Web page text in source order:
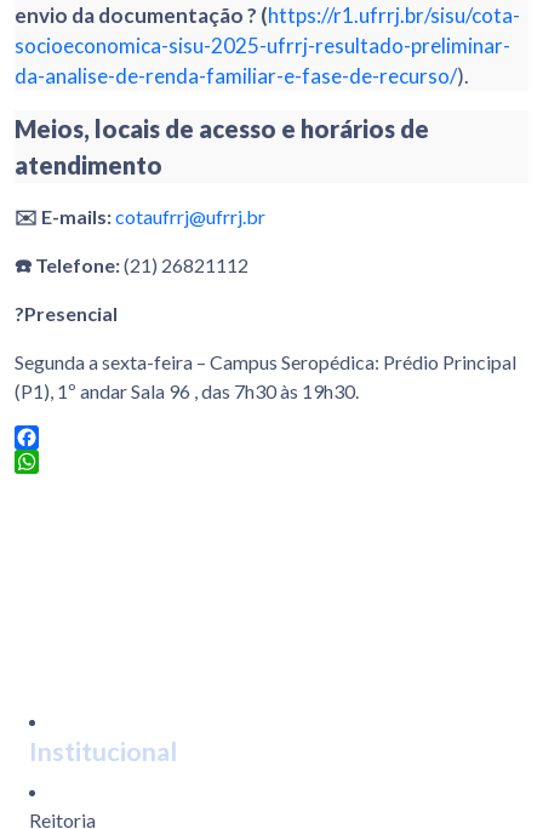
envio da documentação ? (https://r1.ufrrj.br/sisu/cota-
socioeconomica-sisu-2025-ufrrj-resultado-preliminar-
da-analise-de-renda-familiar-e-fase-de-recurso/).
Meios, locais de acesso e horários de
atendimento
✉️ E-mails:cotaufrrj@ufrrj.br
☎️ Telefone:(21) 26821112
?Presencial
Segunda a sexta-feira – Campus Seropédica: Prédio Principal
(P1), 1º andar Sala 96 , das 7h30 às 19h30.
Facebook
Institucional
Reitoria